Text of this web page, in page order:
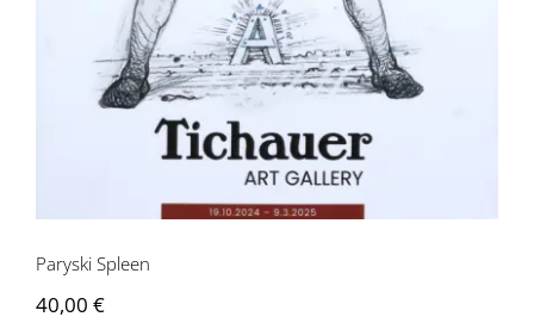
Contactez-nous
Paryski Spleen
40,00 €